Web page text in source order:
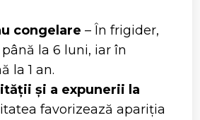
congelare – În frigider,
la 6 luni, iar în
la 1 an.
și a expunerii la
favorizează apariția